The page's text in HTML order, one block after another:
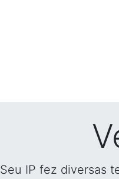
Seu IP fez diversas